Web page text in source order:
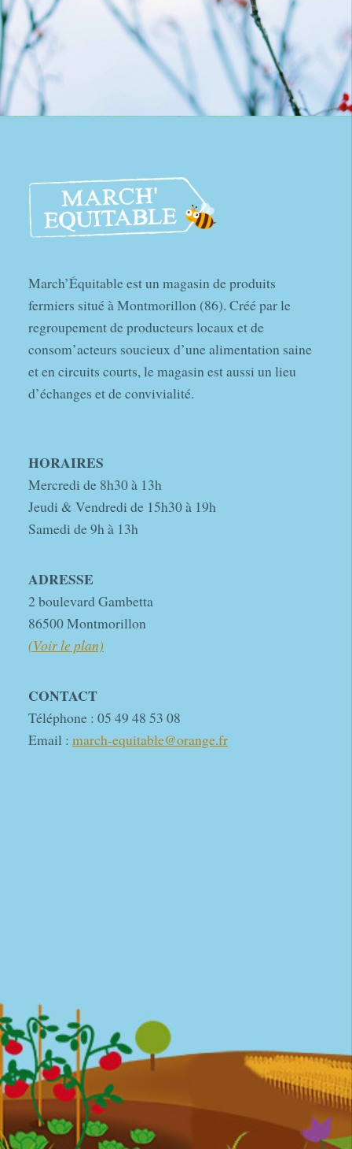
March’Équitable est un magasin de produits
fermiers situé à Montmorillon (86). Créé par le
regroupement de producteurs locaux et de
consom’acteurs soucieux d’une alimentation saine
et en circuits courts, le magasin est aussi un lieu
d’échanges et de convivialité.
HORAIRES
Mercredi de 8h30 à 13h
Jeudi & Vendredi de 15h30 à 19h
Samedi de 9h à 13h
ADRESSE
2 boulevard Gambetta
86500 Montmorillon
(Voir le plan)
CONTACT
Téléphone : 05 49 48 53 08
Email : march-equitable@orange.fr